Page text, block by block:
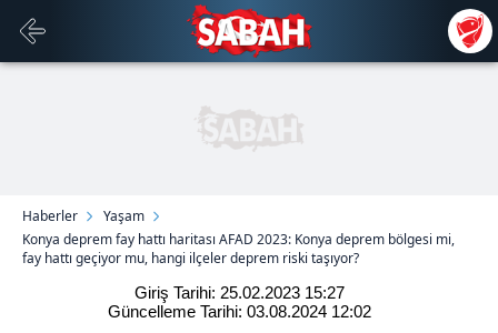
Haberler
Yaşam
Konya deprem fay hattı haritası AFAD 2023: Konya deprem bölgesi mi,
fay hattı geçiyor mu, hangi ilçeler deprem riski taşıyor?
Giriş Tarihi: 25.02.2023 15:27
Güncelleme Tarihi: 03.08.2024 12:02